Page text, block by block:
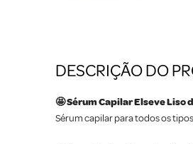
DESCRIÇÃO DO
🤩 Sérum Capilar Elseve Liso
Sérum capilar para todos os